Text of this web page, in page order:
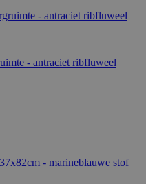
- antraciet ribfluweel